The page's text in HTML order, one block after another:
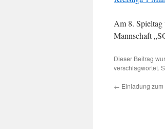
Am 8. Spieltag
Mannschaft
Dieser Beitrag
verschlagwortet.
← Einladung